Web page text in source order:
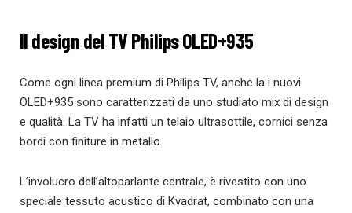
Il design del TV Philips OLED+935
Come ogni linea premium di Philips TV, anche la i nuovi
OLED+935 sono caratterizzati da uno studiato mix di design
e qualità. La TV ha infatti un telaio ultrasottile, cornici senza
bordi con finiture in metallo.
L’involucro dell’altoparlante centrale, è rivestito con uno
speciale tessuto acustico di Kvadrat, combinato con una